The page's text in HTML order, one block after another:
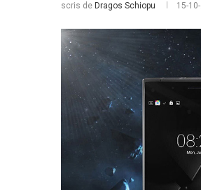
scris de Dragos Schiopu 15-